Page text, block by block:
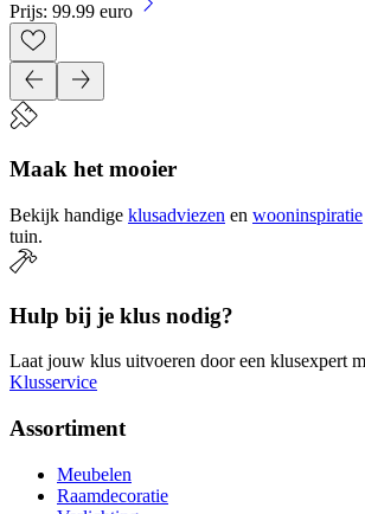
Prijs: 99.99 euro
Maak het mooier
Bekijk handige klusadviezen en wooninspiratie
tuin.
Hulp bij je klus nodig?
Laat jouw klus uitvoeren door een klusexpert
Klusservice
Assortiment
Meubelen
Raamdecoratie